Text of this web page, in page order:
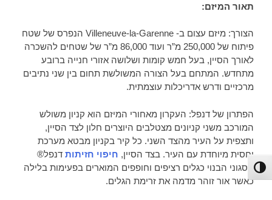
הפעל/כבה ניגודיות גבוהה
תאור המיזם:
הצורך: מיזם עצום ב- Villeneuve-la-Garenne הנפרס של שטח
פיתוח של 250,000 מ”ר ועוד 86,000 מ”ר של שטחים להשכרה
לאורך הסיין, בעל חמש קומות ושלושה אזורי חנייה ברובע
מתחדש. המתחם בעל הצורה המשולשת תחום בין שני נתיבים
מרכזיים ודרש אדריכלות עוצמתית.
הפתרון של דנפל: העקרון מאחורי המיזם הוא קניון משולש
המורכב משני קניונים מצטלבים היוצרים חלון לצד הסיין,
ותצפית על העיר מהצד השני. כל קיר בקניון מבטא מערכת
יחסית מיוחדת עם העיר. בצד הסיין, חיפוי חזיתות דנפל®
ססגוני הבנוי כגלים רציפים וחופפים המוארים בפעימות בלילה
כאשר אור זוהר מדמה את זרימת הגלים.